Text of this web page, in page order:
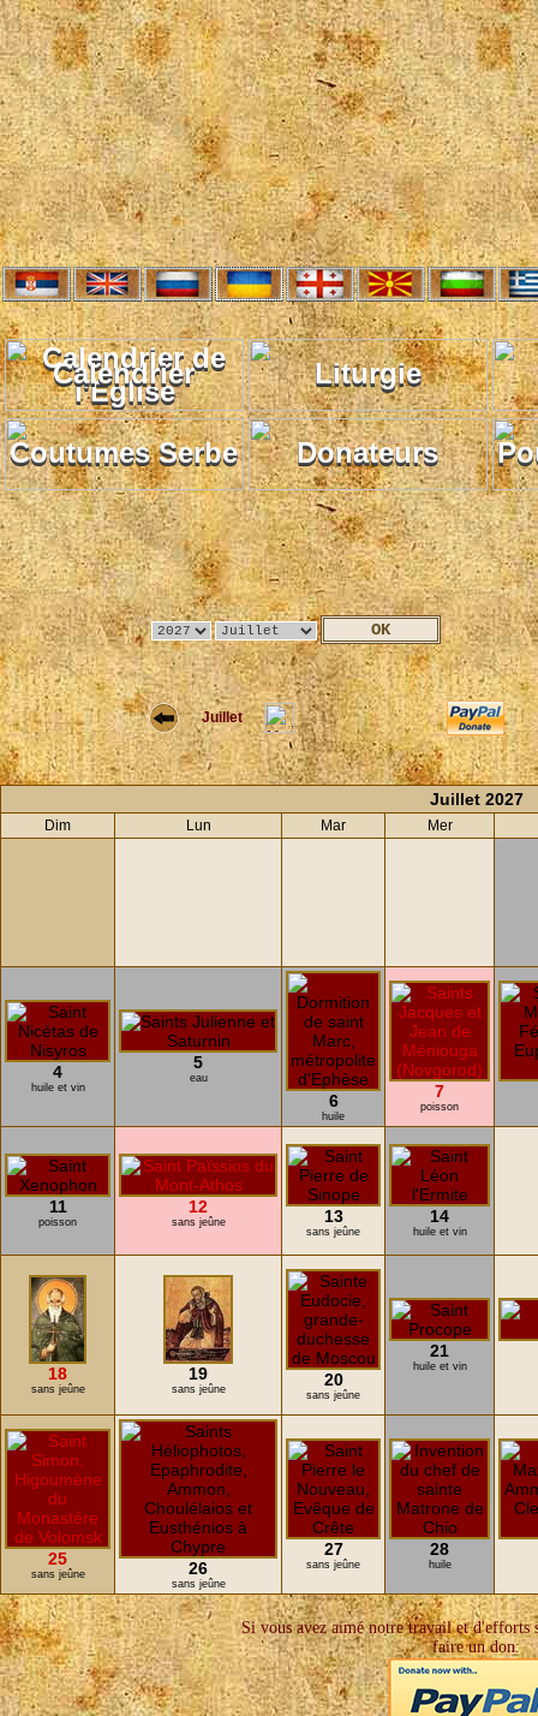
Calendrier Liturgie
Coutumes Serbe Donateurs
Juillet
Juillet 2027
Dim Lun Mar Mer
4
huile et vin
5
eau
6
huile
7
poisson
11
poisson
12
sans jeûne 13
sans jeûne
14
huile et vin
18
sans jeûne
19
sans jeûne 20
sans jeûne
21
huile et vin
25
sans jeûne 26
sans jeûne
27
sans jeûne
28
huile
Si vous avez aimé notre travail et d'efforts
faire un don: